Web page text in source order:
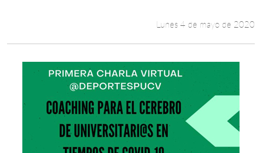
Lunes 4 de mayo de 2020